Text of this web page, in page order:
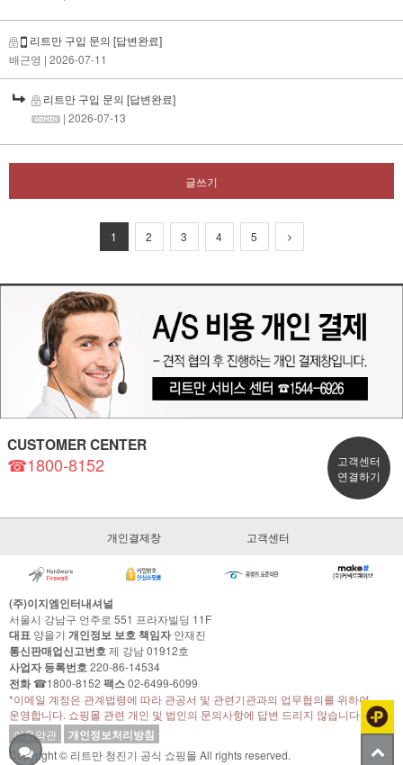
리트만 구입 문의 [답변완료]
배근영 | 2026-07-11
리트만 구입 문의 [답변완료]
| 2026-07-13
글쓰기
1 2 3 4 5
CUSTOMER CENTER
☎1800-8152
고객센터
연결하기
개인결제창 고객센터
(주)이지엠인터내셔널
서울시 강남구 언주로 551 프라자빌딩 11F
대표 양을기 개인정보 보호 책임자안재진
통신판매업신고번호제 강남 01912호
사업자 등록번호220-86-14534
전화☎1800-8152 팩스02-6499-6099
*이메일 계정은 관계법령에 따라 관공서 및 관련기관과의 업무협의를 위하여
운영합니다. 쇼핑몰 관련 개인 및 법인의 문의사항에 답변 드리지 않습니다.
이용약관
개인정보처리방침
Copyright © 리트만 청진기 공식 쇼핑몰 All rights reserved.